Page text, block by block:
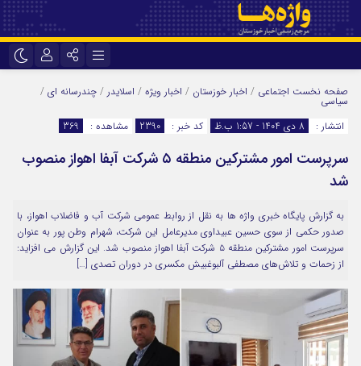
اینستاگرام
تلگرام
سروش
ایتا
اپلیکیشن
مرا به خاطر بسپار
صفحه نخست اجتماعی / اخبار خوزستان / اخبار ویژه / اسلایدر / چندرسانه ای /
سیاسی
انتشار :
8 دی 1404 - 1:57 ب.ظ کد خبر : 2390 مشاهده : 369
سرپرست امور مشترکین منطقه ۵ شرکت آبفا اهواز منصوب
شد
به گزارش پایگاه خبری واژه ها به نقل از روابط عمومی شرکت آب و فاضلاب اهواز، با
صدور حکمی از سوی حسین عبیداوی مدیرعامل این شرکت، شهرام وطن پور به عنوان
سرپرست امور مشترکین منطقه ۵ شرکت آبفا اهواز منصوب شد. این گزارش می افزاید:
از زحمات و تلاش‌های مصطفی آلبوغبیش مکسری در دوران تصدی […]